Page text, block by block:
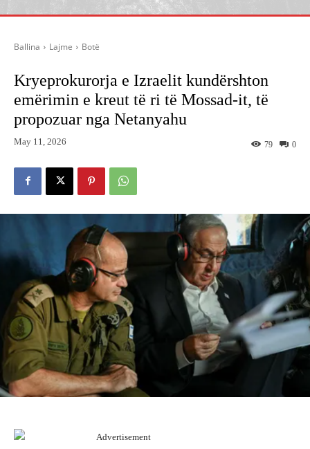
Ballina Lajme Botë
Kryeprokurorja e Izraelit kundërshton
emërimin e kreut të ri të Mossad-it, të
propozuar nga Netanyahu
May 11, 2026 0
79